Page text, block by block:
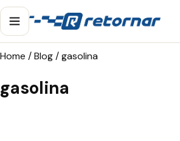
Home /Blog/gasolina
gasolina